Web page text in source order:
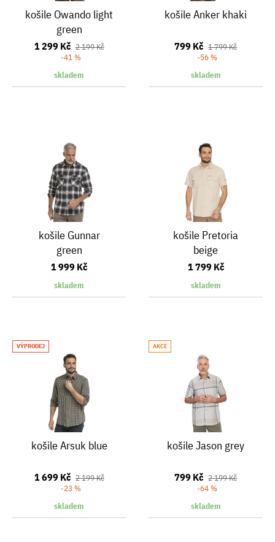
košile Owando light
green
1 299 Kč 2 199 Kč
-41 %
skladem
košile Anker khaki
799 Kč 1 799 Kč
-56 %
skladem
košile Gunnar
green
1 999 Kč
skladem
košile Pretoria
beige
1 799 Kč
skladem
VÝPRODEJ
košile Arsuk blue
1 699 Kč 2 199 Kč
-23 %
skladem
AKCE
košile Jason grey
799 Kč 2 199 Kč
-64 %
skladem